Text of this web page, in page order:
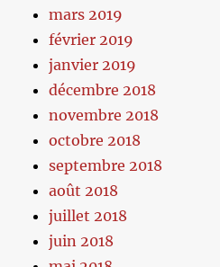
mars 2019
février 2019
janvier 2019
décembre 2018
novembre 2018
octobre 2018
septembre 2018
août 2018
juillet 2018
juin 2018